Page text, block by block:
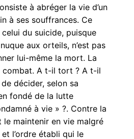
à abréger la vie d’un
à ses souffrances. Ce
celui du suicide, puisque
aux orteils, n’est pas
lui-même la mort. La
combat. A t-il tort ? A t-il
décider, selon sa
fondé de la lutte
à vie » ?. Contre la
le maintenir en vie malgré
l’ordre établi qui le